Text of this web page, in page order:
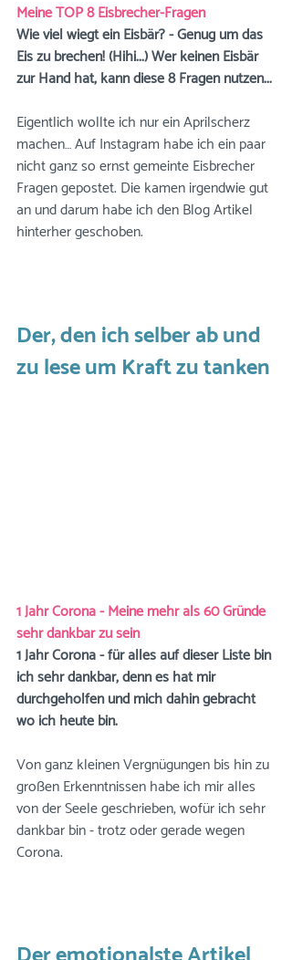
Meine TOP 8 Eisbrecher-Fragen
Wie viel wiegt ein Eisbär? - Genug um das
Eis zu brechen! (Hihi...) Wer keinen Eisbär
zur Hand hat, kann diese 8 Fragen nutzen...
Eigentlich wollte ich nur ein Aprilscherz
machen… Auf Instagram habe ich ein paar
nicht ganz so ernst gemeinte Eisbrecher
Fragen gepostet. Die kamen irgendwie gut
an und darum habe ich den Blog Artikel
hinterher geschoben.
Der, den ich selber ab und
zu lese um Kraft zu tanken
1 Jahr Corona - Meine mehr als 60 Gründe
sehr dankbar zu sein
1 Jahr Corona - für alles auf dieser Liste bin
ich sehr dankbar, denn es hat mir
durchgeholfen und mich dahin gebracht
wo ich heute bin.
Von ganz kleinen Vergnügungen bis hin zu
großen Erkenntnissen habe ich mir alles
von der Seele geschrieben, wofür ich sehr
dankbar bin - trotz oder gerade wegen
Corona.